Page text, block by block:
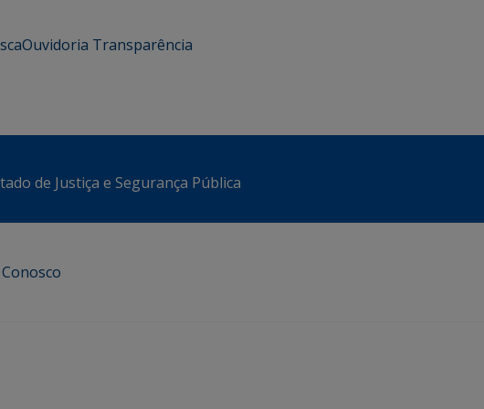
Ouvidoria Transparência
de Justiça e Segurança Pública